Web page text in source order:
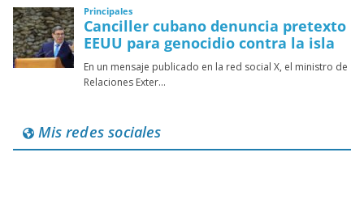
Mis redes sociales